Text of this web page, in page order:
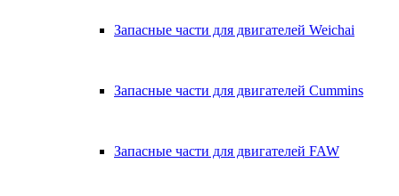
Запасные части для двигателей Weichai
Запасные части для двигателей Cummins
Запасные части для двигателей FAW